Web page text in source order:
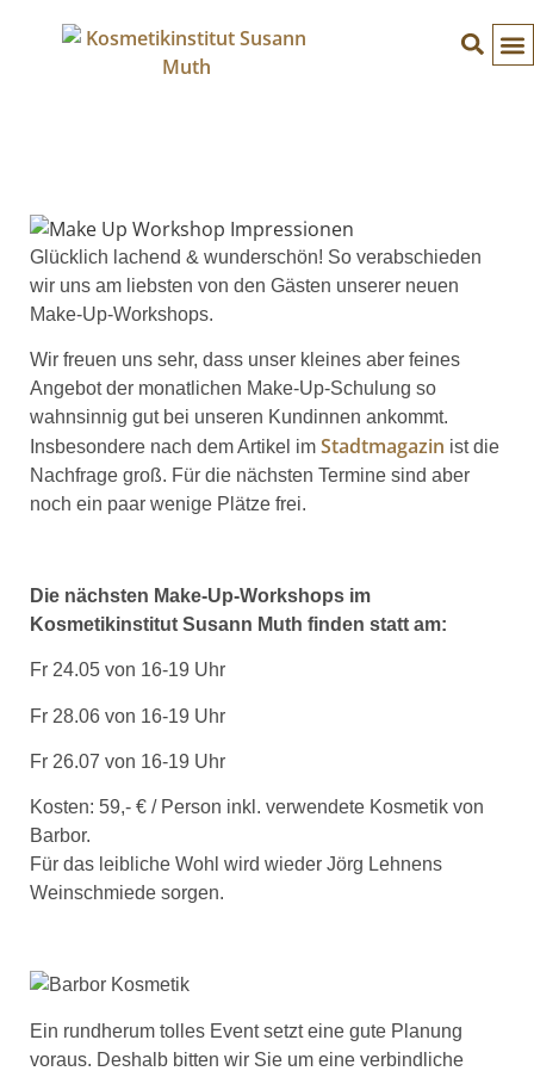
Glücklich lachend & wunderschön! So verabschieden
wir uns am liebsten von den Gästen unserer neuen
Make-Up-Workshops.
Wir freuen uns sehr, dass unser kleines aber feines
Angebot der monatlichen Make-Up-Schulung so
wahnsinnig gut bei unseren Kundinnen ankommt.
Insbesondere nach dem Artikel im Stadtmagazin ist die
Nachfrage groß. Für die nächsten Termine sind aber
noch ein paar wenige Plätze frei.
Die nächsten Make-Up-Workshops im
Kosmetikinstitut Susann Muth finden statt am:
Fr 24.05 von 16-19 Uhr
Fr 28.06 von 16-19 Uhr
Fr 26.07 von 16-19 Uhr
Kosten: 59,- € / Person inkl. verwendete Kosmetik von
Barbor.
Für das leibliche Wohl wird wieder Jörg Lehnens
Weinschmiede sorgen.
Ein rundherum tolles Event setzt eine gute Planung
voraus. Deshalb bitten wir Sie um eine verbindliche